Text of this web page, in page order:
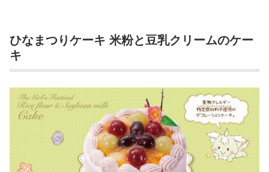
ひなまつりケーキ 米粉と豆乳クリームのケー
キ